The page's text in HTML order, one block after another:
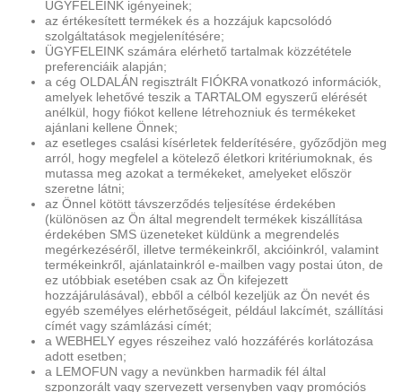
ÜGYFELEINK igényeinek;
az értékesített termékek és a hozzájuk kapcsolódó
szolgáltatások megjelenítésére;
ÜGYFELEINK számára elérhető tartalmak közzététele
preferenciáik alapján;
a cég OLDALÁN regisztrált FIÓKRA vonatkozó információk,
amelyek lehetővé teszik a TARTALOM egyszerű elérését
anélkül, hogy fiókot kellene létrehozniuk és termékeket
ajánlani kellene Önnek;
az esetleges csalási kísérletek felderítésére, győződjön meg
arról, hogy megfelel a kötelező életkori kritériumoknak, és
mutassa meg azokat a termékeket, amelyeket először
szeretne látni;
az Önnel kötött távszerződés teljesítése érdekében
(különösen az Ön által megrendelt termékek kiszállítása
érdekében SMS üzeneteket küldünk a megrendelés
megérkezéséről, illetve termékeinkről, akcióinkról, valamint
termékeinkről, ajánlatainkról e-mailben vagy postai úton, de
ez utóbbiak esetében csak az Ön kifejezett
hozzájárulásával), ebből a célból kezeljük az Ön nevét és
egyéb személyes elérhetőségeit, például lakcímét, szállítási
címét vagy számlázási címét;
a WEBHELY egyes részeihez való hozzáférés korlátozása
adott esetben;
a LEMOFUN vagy a nevünkben harmadik fél által
szponzorált vagy szervezett versenyben vagy promóciós